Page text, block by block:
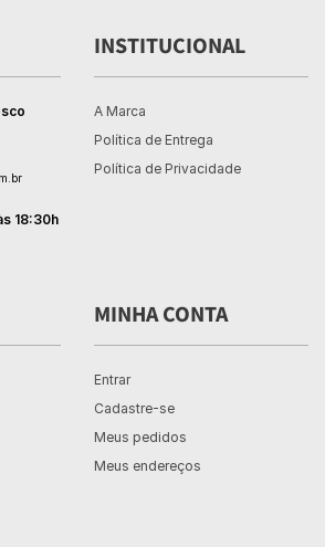
18:30h
INSTITUCIONAL
A Marca
Política de Entrega
Política de Privacidade
MINHA CONTA
Entrar
Cadastre-se
Meus pedidos
Meus endereços